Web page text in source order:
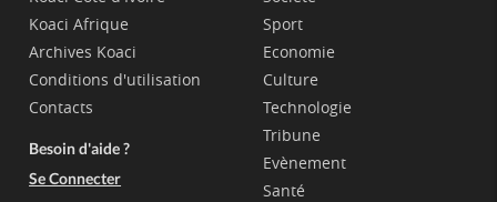
Koaci Afrique
Archives Koaci
Conditions d'utilisation
Contacts
Besoin d'aide ?
Se Connecter
Sport
Economie
Culture
Technologie
Tribune
Evènement
Santé